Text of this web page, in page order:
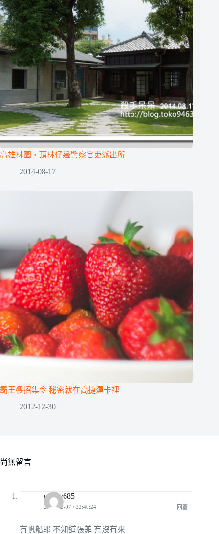
高雄林園‧頂林仔邊警察官吏派出所
2014-08-17
霸王餐招集令 秘密就在高捷運卡裡
2012-12-30
尚無留言
genny685
2008-12-07 / 22:40:24 回覆
有帆船耶 不知道張菲 有沒有來